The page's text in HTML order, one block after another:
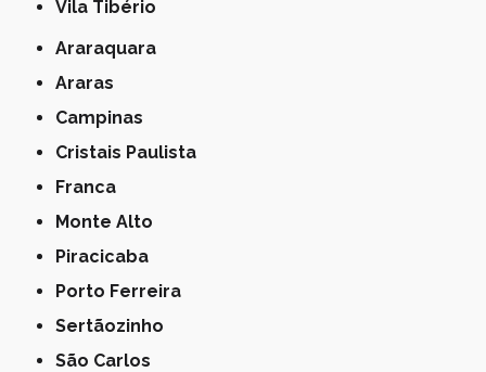
Vila Tibério
Araraquara
Araras
Campinas
Cristais Paulista
Franca
Monte Alto
Piracicaba
Porto Ferreira
Sertãozinho
São Carlos